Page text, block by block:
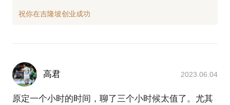
高君 2023.06.04
原定一个小时的时间，聊了三个小时候太值了。尤其